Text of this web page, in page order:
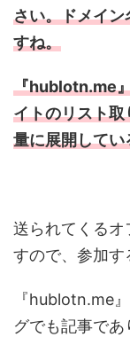
さい。ドメイ
すね。
『hublotn.me
イトのリスト
量に展開して
送られてくる
すので、参加す
『hublotn.me
グでも記事で